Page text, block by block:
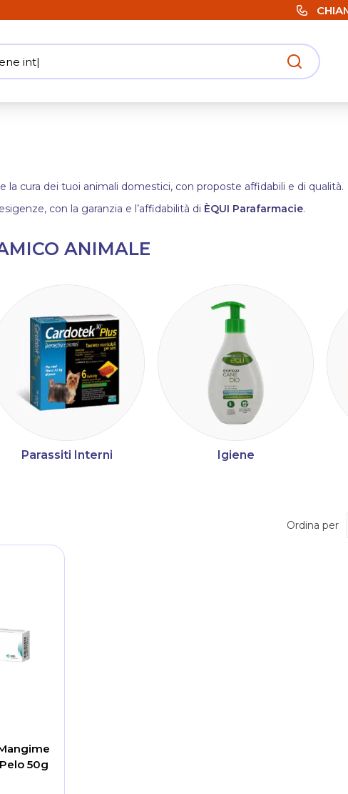
Apri
intima
la cura dei tuoi animali domestici, con proposte affidabili e di qualità.
con la garanzia e l’affidabilità di ÈQUI Parafarmacie.
ANIMALE
Parassiti Interni Igiene
Ordina per
50g